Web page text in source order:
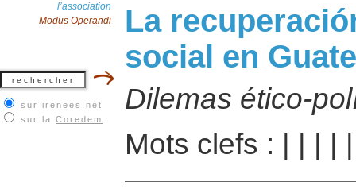
l’association
Modus Operandi
sur irenees.net
sur la Coredem
La
social en
Dilemas ético-
Mots clefs :